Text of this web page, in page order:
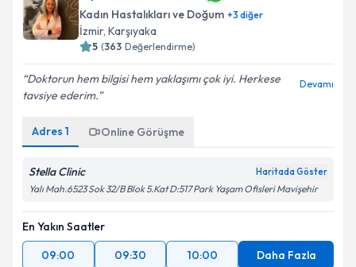
Kadın Hastalıkları ve Doğum +3 diğer
İzmir, Karşıyaka
5 (363 Değerlendirme)
Doktorun hem bilgisi hem yaklaşımı çok iyi. Herkese
tavsiye ederim.
Devamı
Adres 1 Online Görüşme
Stella Clinic Haritada Göster
Yalı Mah.6523 Sok 32/B Blok 5.Kat D:517 Park Yaşam Ofisleri Mavişehir
En Yakın Saatler
09:00
09:30 10:00 Daha Fazla